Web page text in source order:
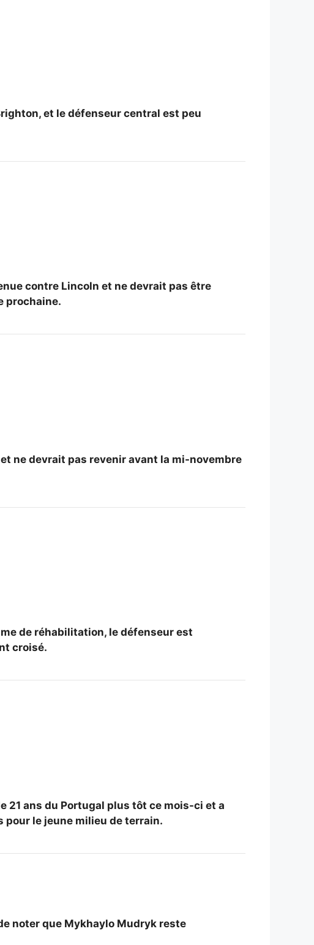
et le défenseur central est peu
contre Lincoln et ne devrait pas être
prochaine.
ne devrait pas revenir avant la mi-novembre
de réhabilitation, le défenseur est
croisé.
21 ans du Portugal plus tôt ce mois-ci et a
le jeune milieu de terrain.
noter que Mykhaylo Mudryk reste